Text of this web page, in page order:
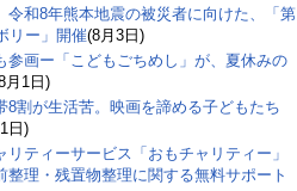
令和8年熊本地震の被災者に向けた、「第
リー」開催(8月3日)
参画ー「こどもごちめし」が、夏休みの
月1日)
8割が生活苦。映画を諦める子どもたち
日)
ティーサービス「おもチャリティー」
整理・残置物整理に関する無料サポート